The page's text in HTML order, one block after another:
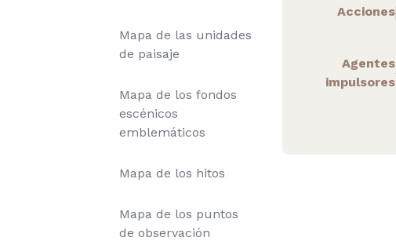
Mapa de las unidades
de paisaje
Mapa de los fondos
escénicos
emblemáticos
Mapa de los hitos
Mapa de los puntos
de observación
Acciones
Agentes
impulsores